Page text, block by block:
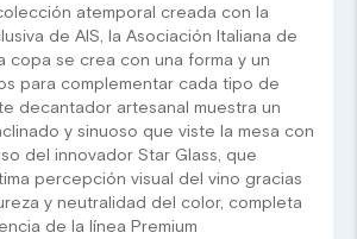
atemporal creada con la
de AIS, la Asociación Italiana de
copa se crea con una forma y un
para complementar cada tipo de
decantador artesanal muestra un
y sinuoso que viste la mesa con
del innovador Star Glass, que
percepción visual del vino gracias
y neutralidad del color, completa
de la línea Premium